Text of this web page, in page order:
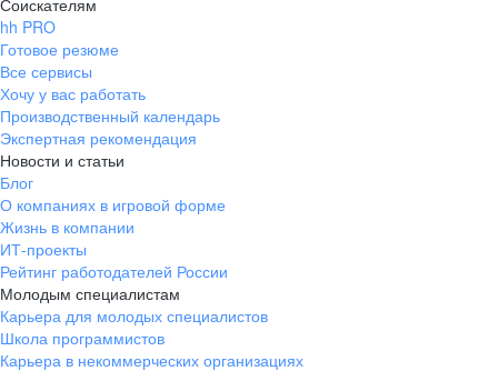
Соискателям
hh PRO
Готовое резюме
Все сервисы
Хочу у вас работать
Производственный календарь
Экспертная рекомендация
Новости и статьи
Блог
О компаниях в игровой форме
Жизнь в компании
ИТ-проекты
Рейтинг работодателей России
Молодым специалистам
Карьера для молодых специалистов
Школа программистов
Карьера в некоммерческих организациях